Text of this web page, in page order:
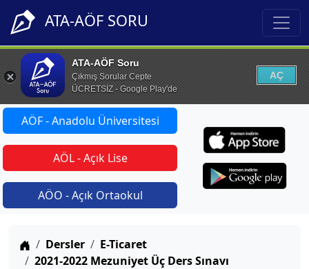
ATA-AÖF SORU
ATA-AÖF Soru
Çıkmış Sorular Cepte
ÜCRETSİZ - Google Play'de
AÇ
AÖF - Anadolu Üniversitesi
AÖL - Açık Lise
AÖO - Açık Ortaokul
Anasayfa
Dersler
E-Ticaret
2021-2022 Mezuniyet Üç Ders Sınavı